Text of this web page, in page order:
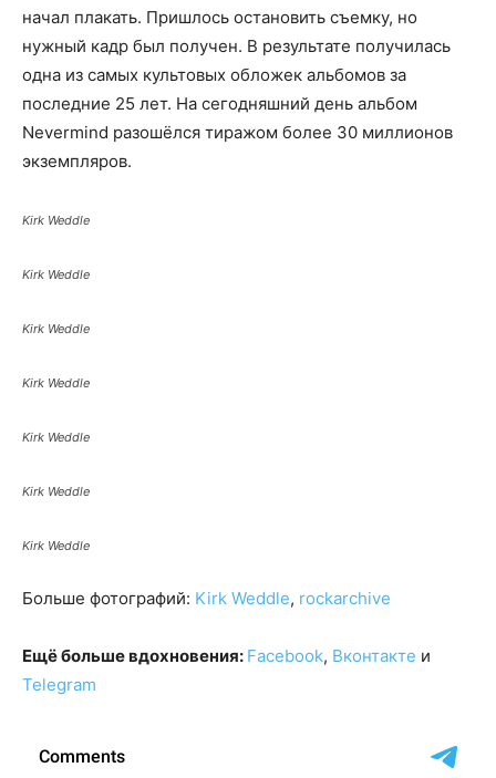
начал плакать. Пришлось остановить съемку, но
нужный кадр был получен. В результате получилась
одна из самых культовых обложек альбомов за
последние 25 лет. На сегодняшний день альбом
Nevermind разошёлся тиражом более 30 миллионов
экземпляров.
Kirk Weddle
Kirk Weddle
Kirk Weddle
Kirk Weddle
Kirk Weddle
Kirk Weddle
Kirk Weddle
Больше фотографий: Kirk Weddle, rockarchive
Ещё больше вдохновения: Facebook, Вконтакте и
Telegram